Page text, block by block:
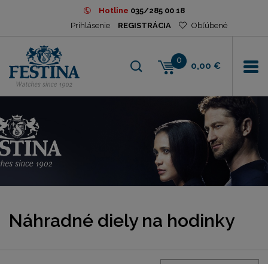
Hotline 035/285 00 18
Prihlásenie
REGISTRÁCIA Obľúbené
0
0,00 €
Náhradné diely na hodinky